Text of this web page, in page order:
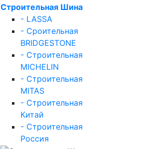
Строительная Шина
- LASSA
- Сроительная
BRIDGESTONE
- Строительная
MICHELIN
- Строительная
MITAS
- Строительная
Китай
- Строительная
Россия